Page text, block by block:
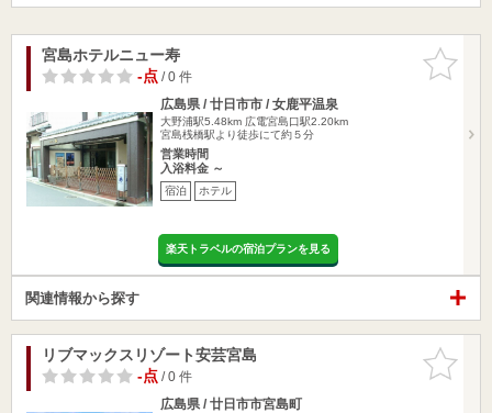
お気に入
りに追加
宮島ホテルニュー寿
-点/ 0 件
広島県 / 廿日市市 / 女鹿平温泉
大野浦駅5.48km 広電宮島口駅2.20km
宮島桟橋駅より徒歩にて約５分
営業時間
入浴料金 ～
宿泊 ホテル
楽天トラベルの宿泊プランを見る
関連情報から探す
お気に入
りに追加
リブマックスリゾート安芸宮島
-点/ 0 件
広島県 / 廿日市市宮島町